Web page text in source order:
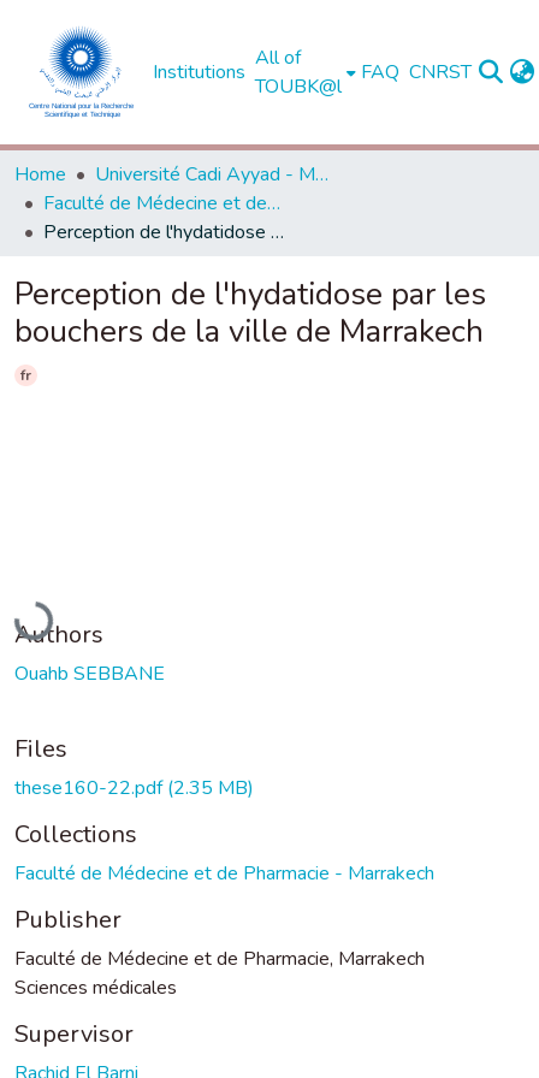
Institutions
All of
TOUBK@l
FAQ CNRST
Home
Université Cadi Ayyad - Marrakech
Faculté de Médecine et de Pharmacie - Marrakech
Perception de l'hydatidose par les bouchers de la ville de Marrakech
Perception de l'hydatidose par les
bouchers de la ville de Marrakech
fr
Loading...
Authors
Ouahb SEBBANE
Files
these160-22.pdf(2.35 MB)
Collections
Faculté de Médecine et de Pharmacie - Marrakech
Publisher
Faculté de Médecine et de Pharmacie, Marrakech
Sciences médicales
Supervisor